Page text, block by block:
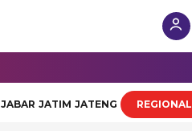
JABAR JATIM JATENG REGIONAL